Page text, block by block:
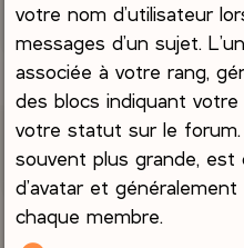
votre nom d’utilisateur
messages d’un sujet.
associée à votre rang,
des blocs indiquant
votre statut sur le forum.
souvent plus grande,
d’avatar et
chaque membre.